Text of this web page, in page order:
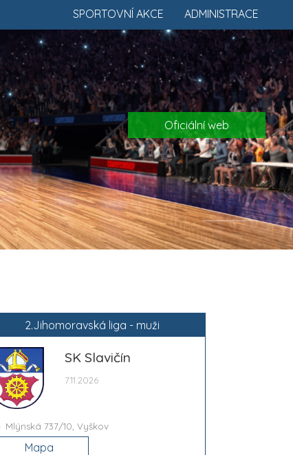
ADMINISTRACE
SPORTOVNÍ AKCE
Oficiální web
2.Jihomoravská liga - muži
SK Slavičín
7.11.2026
Mlýnská 737/10, Vyškov
Mapa